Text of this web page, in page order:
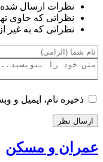
نظرات ارسال شده
نظراتی که حاوی
نظراتی که به غیر
ذخیره نام، ایمیل و
عمران و مسکن